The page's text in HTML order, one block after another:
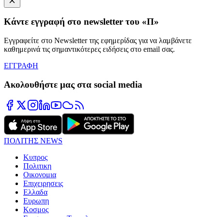
Κάντε εγγραφή στο newsletter του «Π»
Εγγραφείτε στο Newsletter της εφημερίδας για να λαμβάνετε
καθημερινά τις σημαντικότερες ειδήσεις στο email σας.
ΕΓΓΡΑΦΗ
Ακολουθήστε μας στα social media
ΠΟΛΙΤΗΣ NEWS
Κυπρος
Πολιτικη
Οικονομια
Επιχειρησεις
Ελλαδα
Ευρωπη
Κοσμος